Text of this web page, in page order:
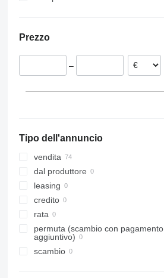
Paesi Bassi
Danimarca
Prezzo
–
Tipo dell'annuncio
vendita
dal produttore
leasing
credito
rata
permuta (scambio con pagamento
aggiuntivo)
scambio